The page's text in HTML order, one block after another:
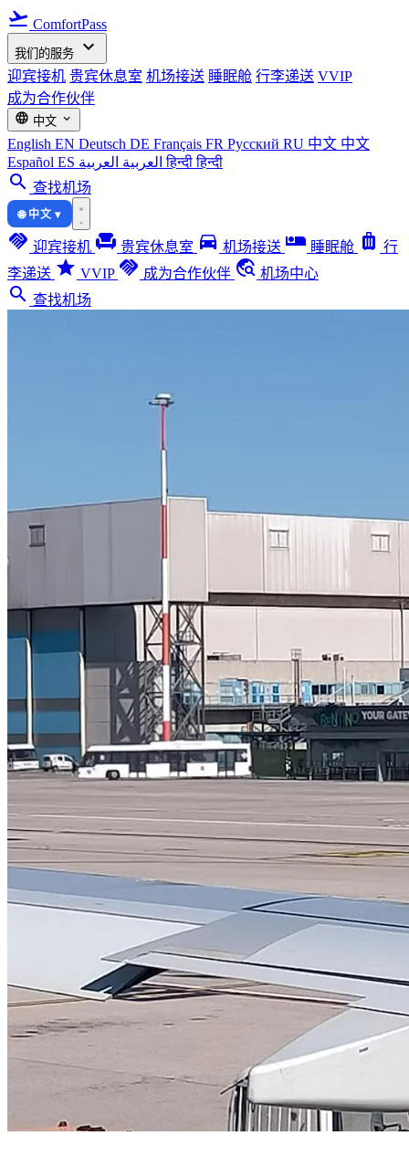
flight_takeoff ComfortPass
我们的服务 expand_more
迎宾接机 贵宾休息室 机场接送 睡眠舱 行李递送 VVIP
成为合作伙伴
language 中文 expand_more
English EN Deutsch DE Français FR Русский RU 中文 中文
Español ES العربية العربية हिन्दीहिन्दी
search 查找机场
🌐 中文 ▾
handshake 迎宾接机 chair 贵宾休息室 directions_car 机场接送 airline_seat_individual_suite 睡眠舱 luggage 行
李递送 star VVIP handshake 成为合作伙伴 travel_explore 机场中心
search 查找机场